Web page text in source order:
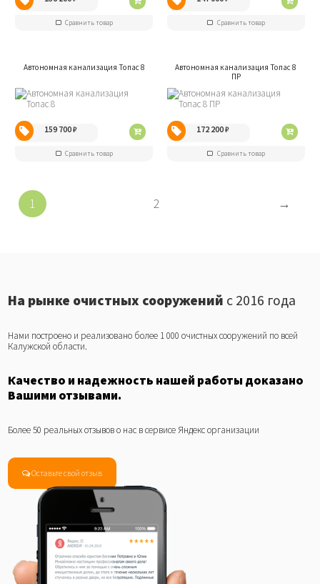
Сравнить товар Сравнить товар
Автономная канализация Топас 8
159 700₽
Сравнить товар
Автономная канализация Топас 8
ПР
172 200₽
Сравнить товар
1 2 →
На рынке очистных сооружений с 2016 года
Нами построено и реализовано более 1 000 очистных сооружений по всей
Калужской области.
Качество и надежность нашей работы доказано
Вашими отзывами.
Более 50 реальных отзывов о нас в сервисе Яндекс организации
Оставьте свой отзыв